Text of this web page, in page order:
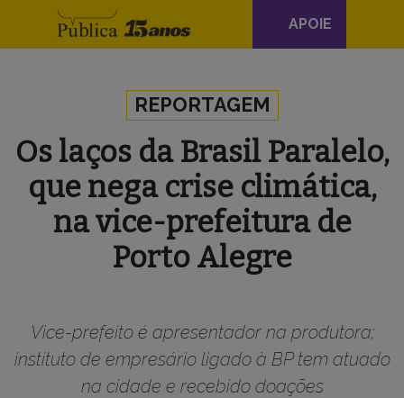
Navegação
principal
APOIE
REPORTAGEM
Os laços da Brasil Paralelo,
que nega crise climática,
na vice-prefeitura de
Porto Alegre
Vice-prefeito é apresentador na produtora;
instituto de empresário ligado à BP tem atuado
na cidade e recebido doações